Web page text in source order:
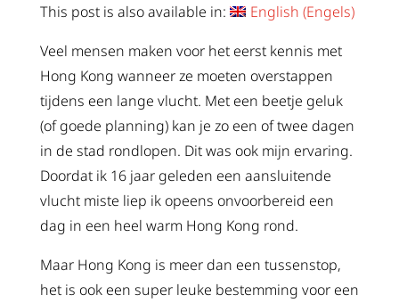
This post is also available in: English (Engels)
Veel mensen maken voor het eerst kennis met
Hong Kong wanneer ze moeten overstappen
tijdens een lange vlucht. Met een beetje geluk
(of goede planning) kan je zo een of twee dagen
in de stad rondlopen. Dit was ook mijn ervaring.
Doordat ik 16 jaar geleden een aansluitende
vlucht miste liep ik opeens onvoorbereid een
dag in een heel warm Hong Kong rond.
Maar Hong Kong is meer dan een tussenstop,
het is ook een super leuke bestemming voor een